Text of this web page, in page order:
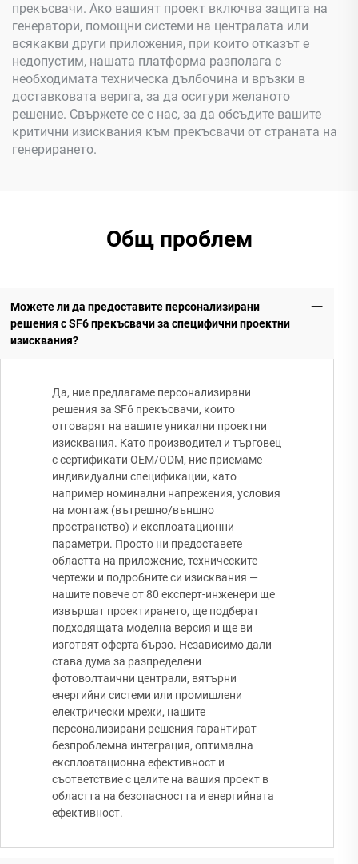
прекъсвачи. Ако вашият проект включва защита на
генератори, помощни системи на централата или
всякакви други приложения, при които отказът е
недопустим, нашата платформа разполага с
необходимата техническа дълбочина и връзки в
доставковата верига, за да осигури желаното
решение. Свържете се с нас, за да обсъдите вашите
критични изисквания към прекъсвачи от страната на
генерирането.
Общ проблем
Можете ли да предоставите персонализирани
решения с SF6 прекъсвачи за специфични проектни
изисквания?
Да, ние предлагаме персонализирани
решения за SF6 прекъсвачи, които
отговарят на вашите уникални проектни
изисквания. Като производител и търговец
с сертификати OEM/ODM, ние приемаме
индивидуални спецификации, като
например номинални напрежения, условия
на монтаж (вътрешно/външно
пространство) и експлоатационни
параметри. Просто ни предоставете
областта на приложение, техническите
чертежи и подробните си изисквания —
нашите повече от 80 експерт-инженери ще
извършат проектирането, ще подберат
подходящата моделна версия и ще ви
изготвят оферта бързо. Независимо дали
става дума за разпределени
фотоволтаични централи, вятърни
енергийни системи или промишлени
електрически мрежи, нашите
персонализирани решения гарантират
безпроблемна интеграция, оптимална
експлоатационна ефективност и
съответствие с целите на вашия проект в
областта на безопасността и енергийната
ефективност.